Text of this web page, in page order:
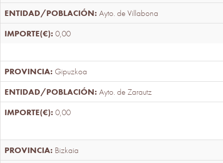
Ayto. de Villabona
0,00
Gipuzkoa
Ayto. de Zarautz
0,00
Bizkaia